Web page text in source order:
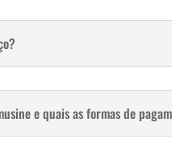
e quais as formas de